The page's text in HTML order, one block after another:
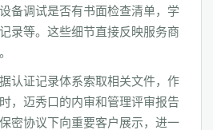
备调试是否有书面检查清单，学
录等。这些细节直接反映服务商
认证记录体系索取相关文件，作
，迈秀口的内审和管理评审报告
密协议下向重要客户展示，进一